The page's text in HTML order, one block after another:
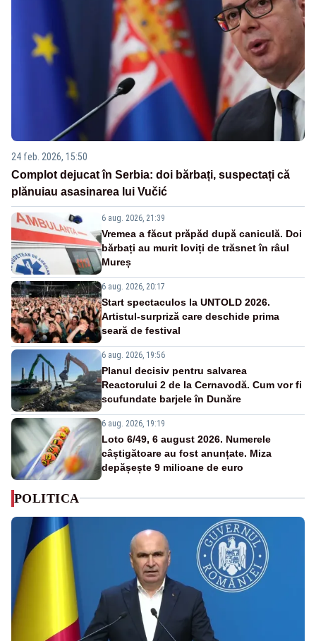
24 feb. 2026, 15:50
Complot dejucat în Serbia: doi bărbați, suspectați că
plănuiau asasinarea lui Vučić
6 aug. 2026, 21:39
Vremea a făcut prăpăd după caniculă. Doi
bărbați au murit loviți de trăsnet în râul
Mureș
6 aug. 2026, 20:17
Start spectaculos la UNTOLD 2026.
Artistul-surpriză care deschide prima
seară de festival
6 aug. 2026, 19:56
Planul decisiv pentru salvarea
Reactorului 2 de la Cernavodă. Cum vor fi
scufundate barjele în Dunăre
6 aug. 2026, 19:19
Loto 6/49, 6 august 2026. Numerele
câștigătoare au fost anunțate. Miza
depășește 9 milioane de euro
POLITICA